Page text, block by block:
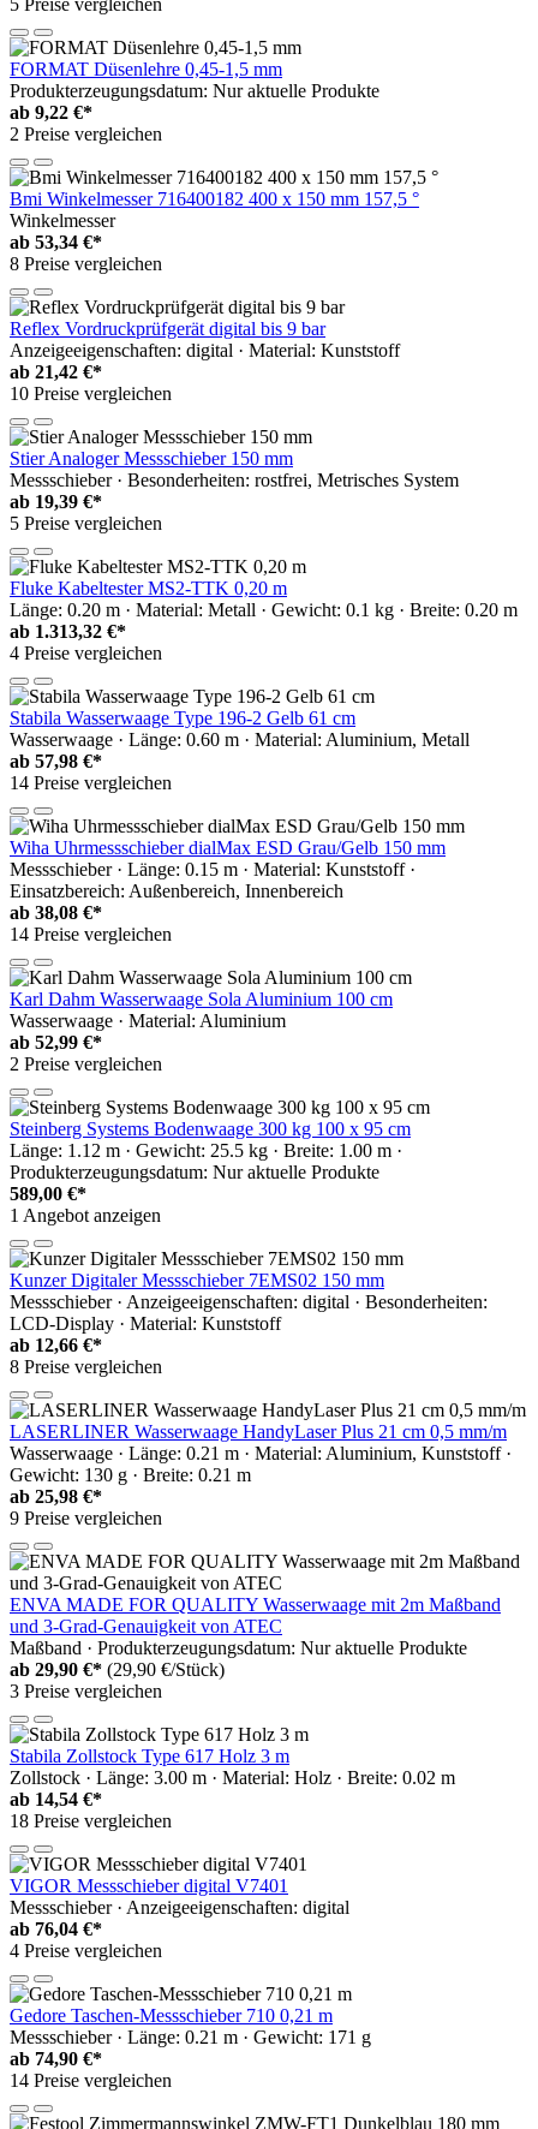
5 Preise vergleichen
FORMAT Düsenlehre 0,45-1,5 mm
Produkterzeugungsdatum: Nur aktuelle Produkte
ab 9,22 €*
2 Preise vergleichen
Bmi Winkelmesser 716400182 400 x 150 mm 157,5 °
Winkelmesser
ab 53,34 €*
8 Preise vergleichen
Reflex Vordruckprüfgerät digital bis 9 bar
Anzeigeeigenschaften: digital · Material: Kunststoff
ab 21,42 €*
10 Preise vergleichen
Stier Analoger Messschieber 150 mm
Messschieber · Besonderheiten: rostfrei, Metrisches System
ab 19,39 €*
5 Preise vergleichen
Fluke Kabeltester MS2-TTK 0,20 m
Länge: 0.20 m · Material: Metall · Gewicht: 0.1 kg · Breite: 0.20 m
ab 1.313,32 €*
4 Preise vergleichen
Stabila Wasserwaage Type 196-2 Gelb 61 cm
Wasserwaage · Länge: 0.60 m · Material: Aluminium, Metall
ab 57,98 €*
14 Preise vergleichen
Wiha Uhrmessschieber dialMax ESD Grau/Gelb 150 mm
Messschieber · Länge: 0.15 m · Material: Kunststoff ·
Einsatzbereich: Außenbereich, Innenbereich
ab 38,08 €*
14 Preise vergleichen
Karl Dahm Wasserwaage Sola Aluminium 100 cm
Wasserwaage · Material: Aluminium
ab 52,99 €*
2 Preise vergleichen
Steinberg Systems Bodenwaage 300 kg 100 x 95 cm
Länge: 1.12 m · Gewicht: 25.5 kg · Breite: 1.00 m ·
Produkterzeugungsdatum: Nur aktuelle Produkte
589,00 €*
1 Angebot anzeigen
Kunzer Digitaler Messschieber 7EMS02 150 mm
Messschieber · Anzeigeeigenschaften: digital · Besonderheiten:
LCD-Display · Material: Kunststoff
ab 12,66 €*
8 Preise vergleichen
LASERLINER Wasserwaage HandyLaser Plus 21 cm 0,5 mm/m
Wasserwaage · Länge: 0.21 m · Material: Aluminium, Kunststoff ·
Gewicht: 130 g · Breite: 0.21 m
ab 25,98 €*
9 Preise vergleichen
ENVA MADE FOR QUALITY Wasserwaage mit 2m Maßband
und 3-Grad-Genauigkeit von ATEC
Maßband · Produkterzeugungsdatum: Nur aktuelle Produkte
ab 29,90 €* (29,90 €/Stück)
3 Preise vergleichen
Stabila Zollstock Type 617 Holz 3 m
Zollstock · Länge: 3.00 m · Material: Holz · Breite: 0.02 m
ab 14,54 €*
18 Preise vergleichen
VIGOR Messschieber digital V7401
Messschieber · Anzeigeeigenschaften: digital
ab 76,04 €*
4 Preise vergleichen
Gedore Taschen-Messschieber 710 0,21 m
Messschieber · Länge: 0.21 m · Gewicht: 171 g
ab 74,90 €*
14 Preise vergleichen